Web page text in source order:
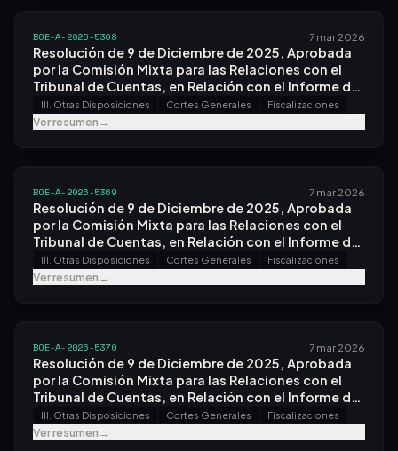
BOE-A-2026-5368 7 mar 2026
Resolución de 9 de Diciembre de 2025, Aprobada
por la Comisión Mixta para las Relaciones con el
Tribunal de Cuentas, en Relación con el Informe de
Fiscalización de las Actuaciones Realizadas por los
Ayuntamientos Beneficiarios de las Subvenciones
Marco del Plan de Recuperación, Transformación y
Resiliencia, Ejercicios 2021 a 2023.
III. Otras Disposiciones Cortes Generales Fiscalizaciones
Ver resumen→
BOE-A-2026-5369 7 mar 2026
Resolución de 9 de Diciembre de 2025, Aprobada
por la Comisión Mixta para las Relaciones con el
Tribunal de Cuentas, en Relación con el Informe de
Fiscalización de las Actuaciones Realizadas por las
Entidades Locales Beneficiarias de las
Recuperación, Transformación y Resiliencia.
III. Otras Disposiciones Cortes Generales Fiscalizaciones
Ver resumen→
BOE-A-2026-5370 7 mar 2026
Resolución de 9 de Diciembre de 2025, Aprobada
por la Comisión Mixta para las Relaciones con el
Tribunal de Cuentas, en Relación con el Informe de
Fiscalización de las Ayudas en Concepto de
Acción Social Concedidas por los Ayuntamientos
III. Otras Disposiciones Cortes Generales Fiscalizaciones
Ver resumen→